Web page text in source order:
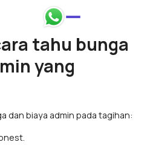
tahu bunga
yang
dan biaya admin pada tagihan: